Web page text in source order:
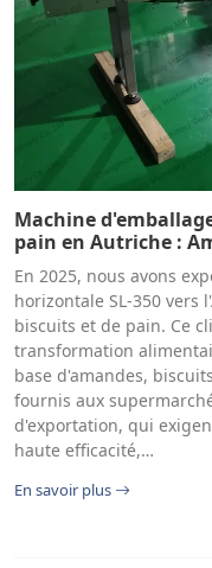
Machine
pain en Autriche :
En 2025, nous avons
horizontale SL-350
biscuits et de pain. Ce
transformation
base d'amandes,
fournis aux
d'exportation, qui
haute efficacité,…
En savoir plus